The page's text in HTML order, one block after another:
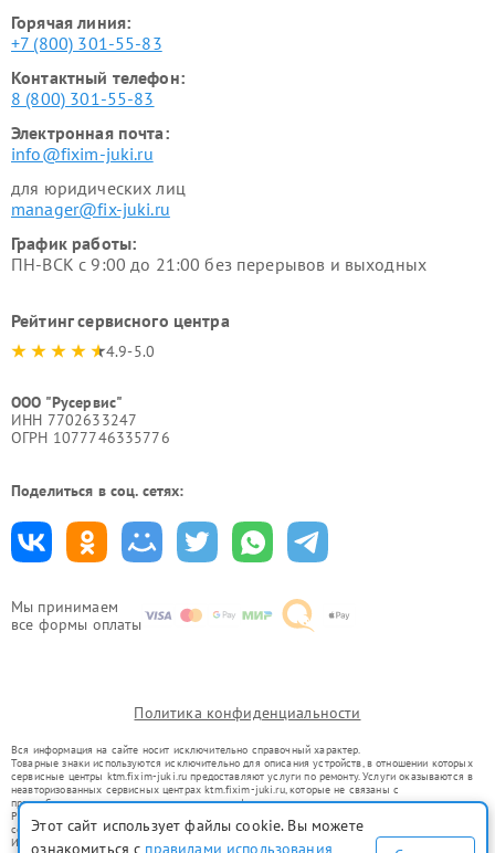
Мы принимаем
все формы оплаты
Горячая линия:
+7 (800) 301-55-83
Контактный телефон:
8 (800) 301-55-83
Электронная почта:
info@fixim-juki.ru
для юридических лиц
manager@fix-juki.ru
График работы:
ПН-ВСК с 9:00 до 21:00 без перерывов и выходных
Рейтинг сервисного центра
4.9-5.0
ООО "Русервис"
ИНН 7702633247
ОГРН 1077746335776
Поделиться в соц. сетях:
Политика конфиденциальности
Вся информация на сайте носит исключительно справочный характер.
Товарные знаки используются исключительно для описания устройств, в отношении которых
сервисные центры ktm.fixim-juki.ru предоставляют услуги по ремонту. Услуги оказываются в
неавторизованных сервисных центрах ktm.fixim-juki.ru, которые не связаны с
правообладателями товарных знаков или их официальными представителями.
Ремонт осуществляется для устройств, уже введенных в гражданский оборот в соответствии
со статьей 1487 ГК РФ.
Использование товарных знаков не преследует цели индивидуализации услуг или введения
Этот сайт использует файлы cookie. Вы можете
ознакомиться с правилами использования